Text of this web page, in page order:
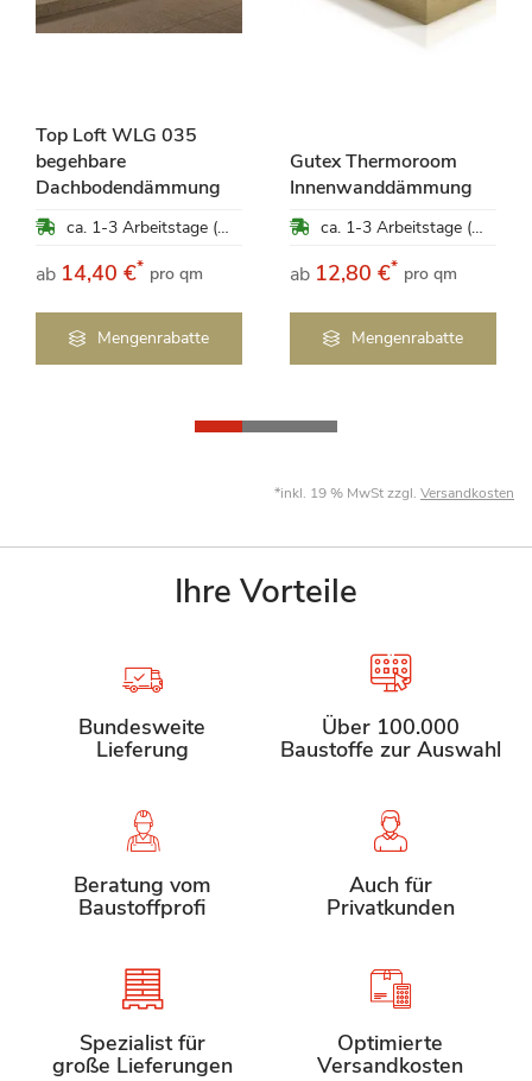
Top Loft WLG 035
begehbare
Dachbodendämmung
ca. 1-3 Arbeitstage (Mo-Fr)
ab 14,40 €* pro qm
Mengenrabatte
Gutex Thermoroom
Innenwanddämmung
ca. 1-3 Arbeitstage (Mo-Fr)
ab 12,80 €* pro qm
Mengenrabatte
*inkl. 19 % MwSt zzgl. Versandkosten
Ihre Vorteile
Bundesweite
Lieferung
Über 100.000
Baustoffe zur Auswahl
Beratung vom
Baustoffprofi
Auch für
Privatkunden
Spezialist für
große Lieferungen
Optimierte
Versandkosten